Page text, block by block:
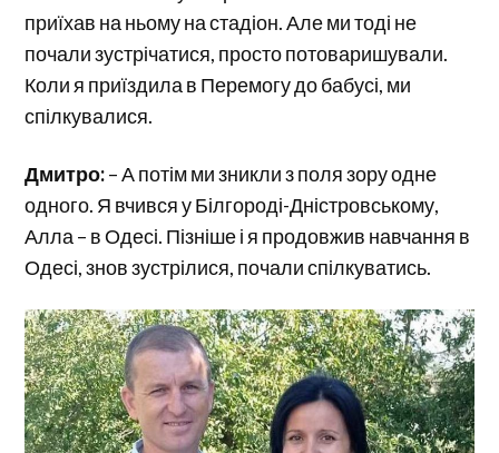
приїхав на ньому на стадіон. Але ми тоді не
почали зустрічатися, просто потоваришували.
Коли я приїздила в Перемогу до бабусі, ми
спілкувалися.
Дмитро:– А потім ми зникли з поля зору одне
одного. Я вчився у Білгороді-Дністровському,
Алла – в Одесі. Пізніше і я продовжив навчання в
Одесі, знов зустрілися, почали спілкуватись.